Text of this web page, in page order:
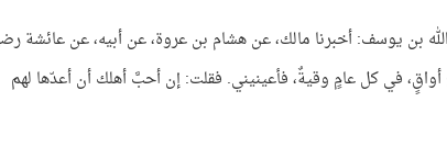
في البيع لا تحلّ 2168- حدثنا عبدالله بن يوسف: أخبرنا مالك، عن هشام بن عروة، عن أبيه، عن عائشة
أواقٍ، في كل عامٍ وقيةٌ، فأعينيني. فقلت: إن أحبَّ أهلك أن أعدّها لهم